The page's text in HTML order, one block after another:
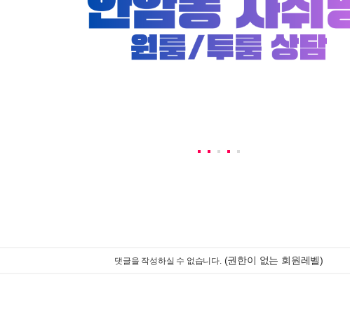
댓글을 작성하실 수 없습니다. (권한이 없는 회원레벨)